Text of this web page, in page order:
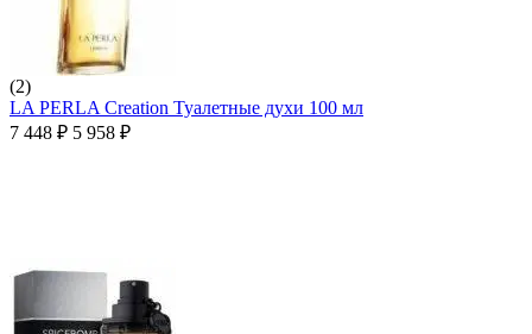
(2)
LA PERLA Creation Туалетные духи 100 мл
7 448 ₽ 5 958 ₽